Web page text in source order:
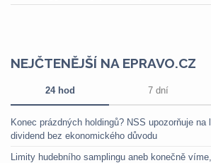
NEJČTENĚJŠÍ NA EPRAVO.CZ
24 hod 7 dní
Konec prázdných holdingů? NSS upozorňuje
dividend bez ekonomického důvodu
Limity hudebního samplingu aneb konečně